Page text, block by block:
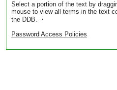
Select a portion of the text by
mouse to view all terms in the text
the DDB. ・
Password Access Policies